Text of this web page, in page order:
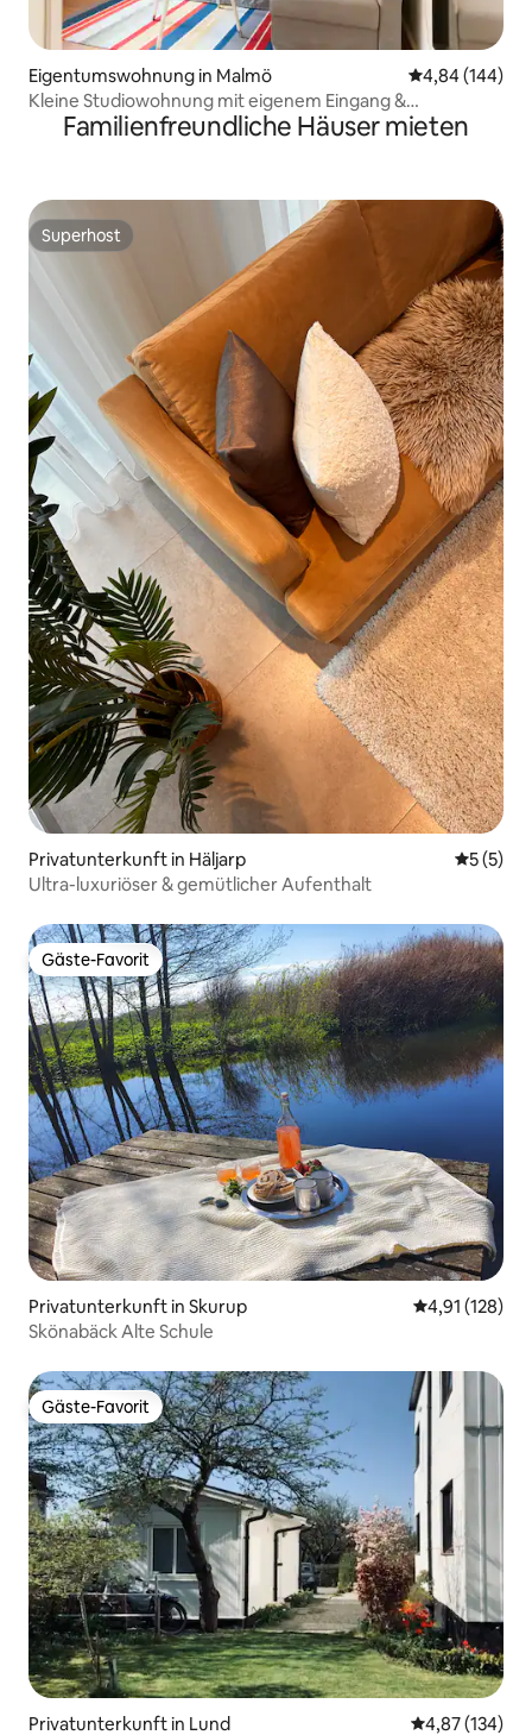
Eigentumswohnung in Malmö
4,84 (144)
Kleine Studiowohnung mit eigenem Eingang &
eigenständigem Check-in
Familienfreundliche Häuser mieten
Superhost
Superhost
Privatunterkunft in Häljarp
5 (5)
Ultra-luxuriöser & gemütlicher Aufenthalt
Gäste-Favorit
Gäste-Favorit
Privatunterkunft in Skurup
4,91 (128)
Skönabäck Alte Schule
Gäste-Favorit
Gäste-Favorit
Privatunterkunft in Lund 4,87 (134)